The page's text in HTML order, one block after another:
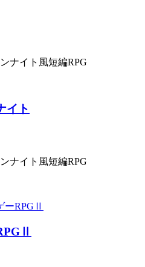
ナイト風短編RPG
イト
ナイト風短編RPG